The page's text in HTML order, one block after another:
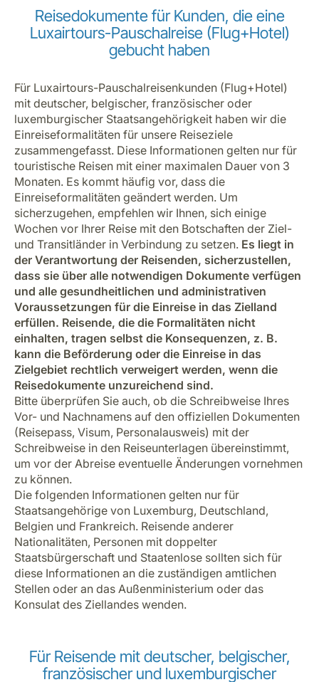
Reisedokumente für Kunden, die eine
Luxairtours-Pauschalreise (Flug+Hotel)
gebucht haben
Für Luxairtours-Pauschalreisenkunden (Flug+Hotel)
mit deutscher, belgischer, französischer oder
luxemburgischer Staatsangehörigkeit haben wir die
Einreiseformalitäten für unsere Reiseziele
zusammengefasst. Diese Informationen gelten nur für
touristische Reisen mit einer maximalen Dauer von 3
Monaten. Es kommt häufig vor, dass die
Einreiseformalitäten geändert werden. Um
sicherzugehen, empfehlen wir Ihnen, sich einige
Wochen vor Ihrer Reise mit den Botschaften der Ziel-
und Transitländer in Verbindung zu setzen. Es liegt in
der Verantwortung der Reisenden, sicherzustellen,
dass sie über alle notwendigen Dokumente verfügen
und alle gesundheitlichen und administrativen
Voraussetzungen für die Einreise in das Zielland
erfüllen. Reisende, die die Formalitäten nicht
einhalten, tragen selbst die Konsequenzen, z. B.
kann die Beförderung oder die Einreise in das
Zielgebiet rechtlich verweigert werden, wenn die
Reisedokumente unzureichend sind.
Bitte überprüfen Sie auch, ob die Schreibweise Ihres
Vor- und Nachnamens auf den offiziellen Dokumenten
(Reisepass, Visum, Personalausweis) mit der
Schreibweise in den Reiseunterlagen übereinstimmt,
um vor der Abreise eventuelle Änderungen vornehmen
zu können.
Die folgenden Informationen gelten nur für
Staatsangehörige von Luxemburg, Deutschland,
Belgien und Frankreich. Reisende anderer
Nationalitäten, Personen mit doppelter
Staatsbürgerschaft und Staatenlose sollten sich für
diese Informationen an die zuständigen amtlichen
Stellen oder an das Außenministerium oder das
Konsulat des Ziellandes wenden.
Für Reisende mit deutscher, belgischer,
französischer und luxemburgischer